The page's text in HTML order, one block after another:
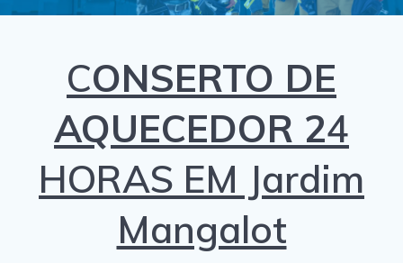
CONSERTO DE
AQUECEDOR 24
HORAS EM Jardim
Mangalot